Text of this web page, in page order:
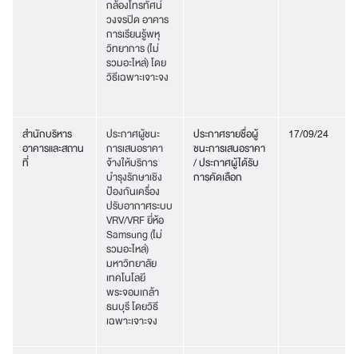
กล้องโทรทัศน์
วงจรปิด อาคาร
การเรียนรู้พหุ
วิทยาการ (ไม่
รวมอะไหล่) โดย
วิธีเฉพาะเจาะจง
สำนักบริหาร
อาคารและสถาน
ที่
ประกาศผู้ชนะ
การเสนอราคา
จ้างให้บริการ
บำรุงรักษาเชิง
ป้องกันเครื่อง
ปรับอากาศระบบ
VRV/VRF ยี่ห้อ
Samsung (ไม่
รวมอะไหล่)
มหาวิทยาลัย
เทคโนโลยี
พระจอมเกล้า
ธนบุรี โดยวิธี
เฉพาะเจาะจง
ประกาศรายชื่อผู้
ชนะการเสนอราคา
/ ประกาศผู้ได้รับ
การคัดเลือก
17/09/24